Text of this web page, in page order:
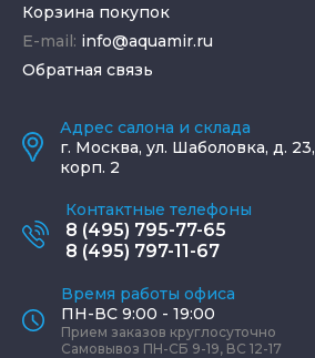
Корзина покупок
E-mail: info@aquamir.ru
Обратная связь
Адрес салона и склада
г. Москва, ул. Шаболовка, д. 23,
корп. 2
Контактные телефоны
8 (495) 795-77-65
8 (495) 797-11-67
Время работы офиса
ПН-ВС 9:00 - 19:00
Прием заказов круглосуточно
Самовывоз ПН-СБ 9-19, ВС 12-17